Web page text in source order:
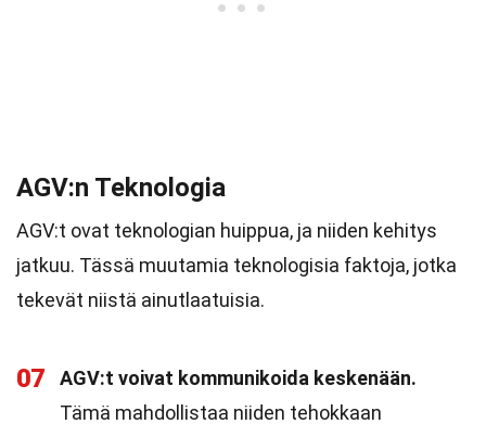
AGV:n Teknologia
AGV:t ovat teknologian huippua, ja niiden kehitys
jatkuu. Tässä muutamia teknologisia faktoja, jotka
tekevät niistä ainutlaatuisia.
07
AGV:t voivat kommunikoida keskenään.
Tämä mahdollistaa niiden tehokkaan